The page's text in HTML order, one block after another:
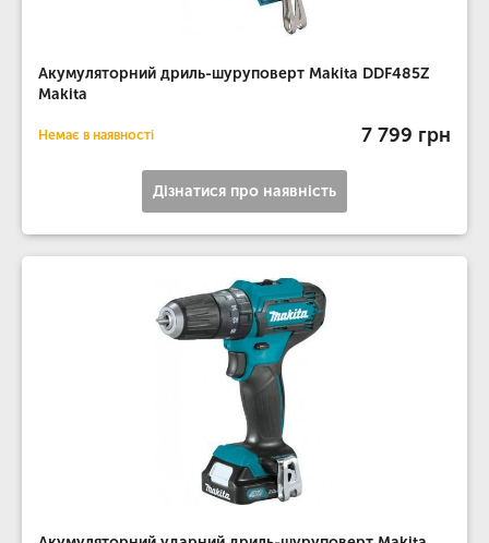
Акумуляторний дриль-шуруповерт Makita DDF485Z
Makita
Немає в наявності 7 799 грн
Дізнатися про наявність